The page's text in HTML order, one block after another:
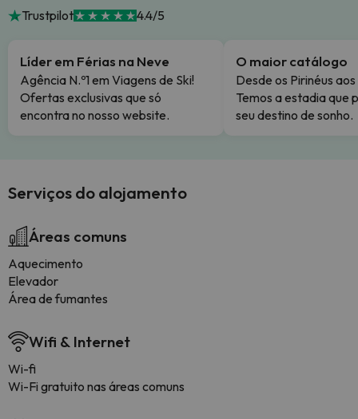
Trustpilot 4.4/5
Líder em Férias na Neve
Agência N.º1 em Viagens de Ski!
Ofertas exclusivas que só
encontra no nosso website.
O maior catálogo
Desde os Pirinéus
Temos a estadia que
seu destino de sonho.
Serviços do alojamento
Áreas comuns
Aquecimento
Elevador
Área de fumantes
Wifi & Internet
Wi-fi
Wi-Fi gratuito nas áreas comuns